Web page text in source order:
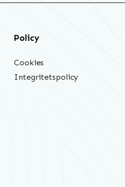
Policy
Cookies
Integritetspolicy